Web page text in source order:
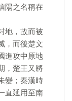
陽之名稱在
地，故而被
，而後楚文
進攻中原地
，楚王又將
變；秦漢時
直延用至南